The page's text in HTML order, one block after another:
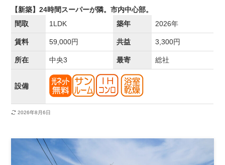
【新築】24時間スーパーが隣。市内中心部。
間取
1LDK 築年 2026年
賃料 59,000円 共益 3,300円
所在 中央3 最寄 総社
設備
2026年8月6日